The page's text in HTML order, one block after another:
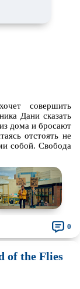
совершить
Дани сказать
дома и бросают
отстоять не
собой. Свобода
0
of the Flies